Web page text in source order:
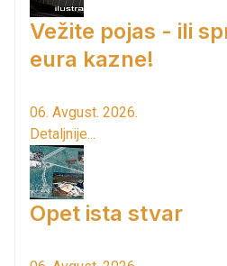
Vežite pojas - ili
eura kazne!
06. Avgust. 2026.
Detaljnije...
Opet ista stvar